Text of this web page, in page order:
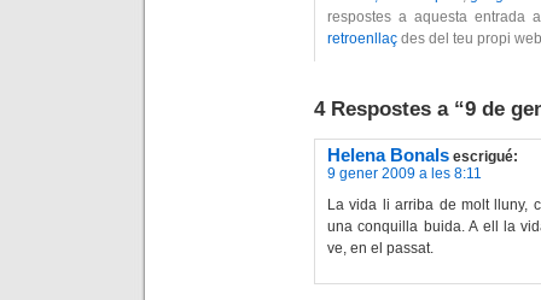
respostes a aquesta entrada
retroenllaç des del teu propi
4 Respostes a “9 de
Helena Bonals escrigué:
9 gener 2009 a les 8:11
La vida li arriba de molt lluny,
una conquilla buida. A ell la
ve, en el passat.